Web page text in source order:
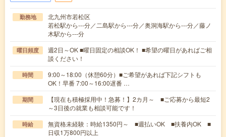
勤務地
北九州市若松区
若松駅から---分／二島駅から---分／奥洞海駅から---分／藤ノ
木駅から---分
曜日頻度
週2日～OK ■曜日固定の相談OK！ ■希望の曜日があればご相
談ください！
時間
9:00～18:00（休憩60分）■ご希望があれば下記シフトも
OK！早番 7:00～16:00遅番 …
期間
【現在も積極採用中！急募！】2カ月～ ■ご応募から最短2
～3日後の就業も相談可能です！
時給
無資格未経験：時給1350円～ ■週払いOK ■扶養内OK ■
日収1万800円以上